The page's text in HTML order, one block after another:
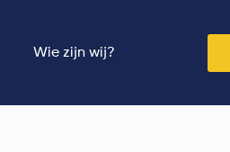
Wie zijn wij?